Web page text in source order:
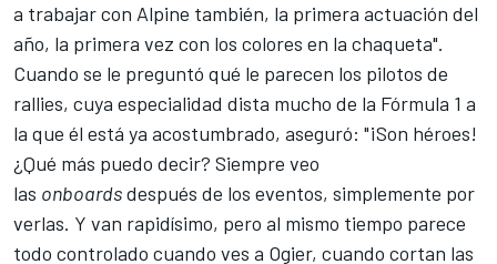
a trabajar con Alpine también, la primera actuación del
año, la primera vez con los colores en la chaqueta".
Cuando se le preguntó qué le parecen los pilotos de
rallies, cuya especialidad dista mucho de la Fórmula 1 a
la que él está ya acostumbrado, aseguró: "¡Son héroes!
¿Qué más puedo decir? Siempre veo
las onboardsdespués de los eventos, simplemente por
verlas. Y van rapidísimo, pero al mismo tiempo parece
todo controlado cuando ves a Ogier, cuando cortan las